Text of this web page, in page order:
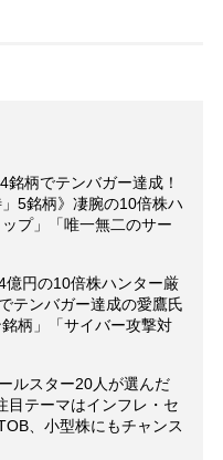
柄でテンバガー達成！
5銘柄》凄腕の10倍株ハ
プ」「唯一無二のサー
円の10倍株ハンター厳
テンバガー達成の愛鷹氏
柄」「サイバー攻撃対
ルスター20人が選んだ
テーマはインフレ・セ
、小型株にもチャンス